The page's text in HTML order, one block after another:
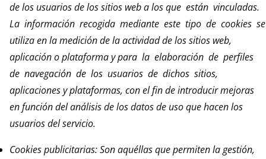
de los usuarios de los sitios web a los que están vinculadas.
La información recogida mediante este tipo de cookies se
utiliza en la medición de la actividad de los sitios web,
aplicación o plataforma y para la elaboración de perfiles
de navegación de los usuarios de dichos sitios,
aplicaciones y plataformas, con el fin de introducir mejoras
en función del análisis de los datos de uso que hacen los
usuarios del servicio.
Cookies publicitarias: Son aquéllas que permiten la gestión,